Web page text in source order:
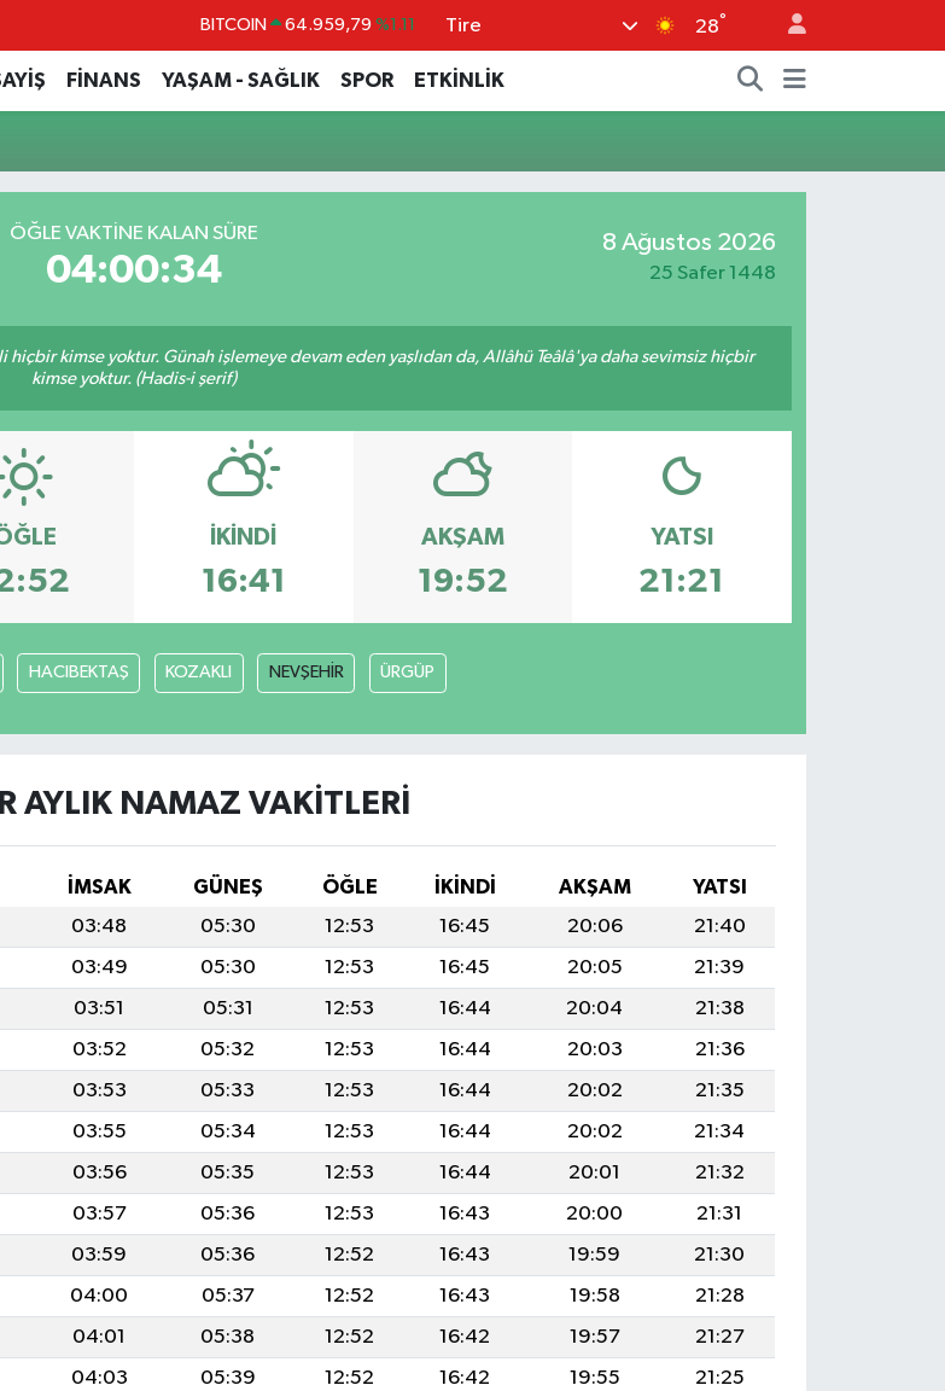
BITCOIN 64.959,79 %1.11
DOLAR 47,7436 %0.18
EURO 55,2510 %0.32
BİST100
Tire 28°
FİNANS YAŞAM - SAĞLIK SPOR ETKİNLİK
ÖĞLE VAKTINE KALAN SÜRE
04:00:34
8 Ağustos 2026
25 Safer 1448
kimse yoktur. Günah işlemeye devam eden yaşlıdan da, Allâhü Teâlâ'ya daha sevimsiz hiçbir
kimse yoktur. (Hadis-i şerif)
İKINDI
16:41
AKŞAM
19:52
YATSI
21:21
HACIBEKTAŞ KOZAKLI NEVŞEHİR ÜRGÜP
AYLIK NAMAZ VAKITLERI
İMSAK GÜNEŞ ÖĞLE İKINDI AKŞAM
YATSI
03:48 05:30 12:53 16:45 20:06
21:40
03:49 05:30 12:53 16:45 20:05
21:39
03:51 05:31 12:53 16:44 20:04
21:38
03:52 05:32 12:53 16:44 20:03
21:36
03:53 05:33 12:53 16:44 20:02
21:35
03:55 05:34 12:53 16:44 20:02
21:34
03:56 05:35 12:53 16:44 20:01
21:32
03:57 05:36 12:53 16:43 20:00
21:31
03:59 05:36 12:52 16:43 19:59
21:30
04:00 05:37 12:52 16:43 19:58
21:28
04:01 05:38 12:52 16:42 19:57
21:27
04:03 05:39 12:52 16:42 19:55
21:25